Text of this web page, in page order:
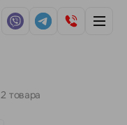
2 товара